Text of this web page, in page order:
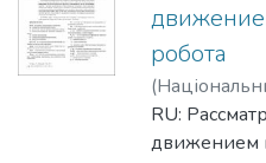
робота
(
політехніка",
Янчевский,
RU:
движением